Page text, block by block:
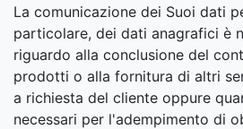
La comunicazione dei Suoi dati
particolare, dei dati anagrafici è
riguardo alla conclusione del
prodotti o alla fornitura di altri
a richiesta del cliente oppure
necessari per l'adempimento di